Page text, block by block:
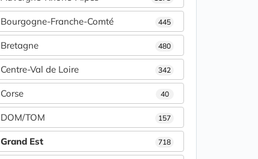
Bourgogne-Franche-Comté 445
Bretagne 480
Centre-Val de Loire 342
Corse 40
DOM/TOM 157
Grand Est 718